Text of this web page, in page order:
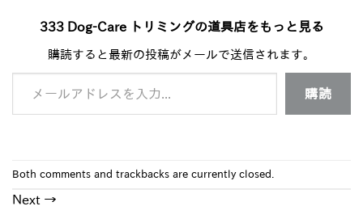
333 Dog-Care トリミングの道具店をもっと見る
購読すると最新の投稿がメールで送信されます。
メールアドレスを入力...
購読
Both comments and trackbacks are currently closed.
Next →